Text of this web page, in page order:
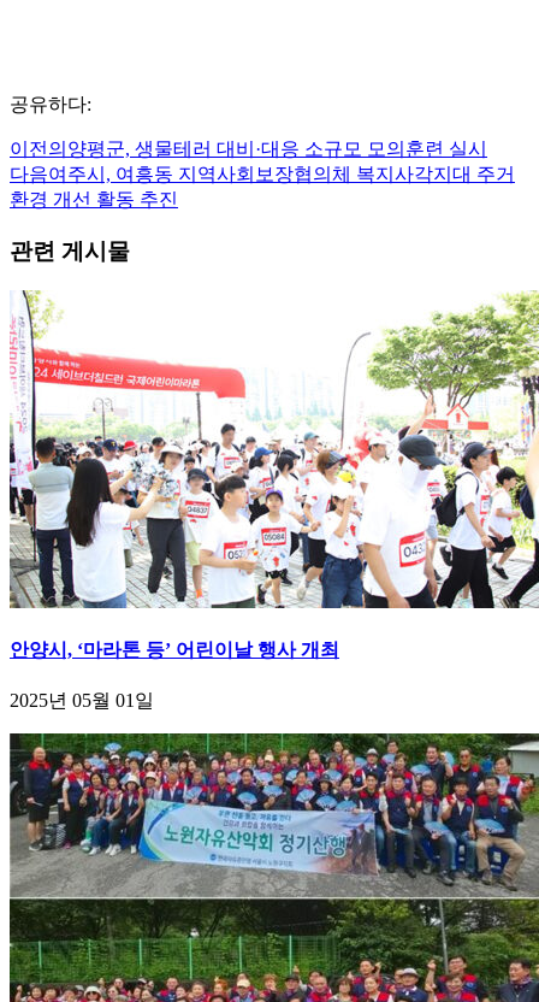
공유하다:
이전의 양평군, 생물테러 대비·대응 소규모 모의훈련 실시
다음여주시, 여흥동 지역사회보장협의체 복지사각지대 주거
환경 개선 활동 추진
관련 게시물
안양시, ‘마라톤 등’ 어린이날 행사 개최
2025년 05월 01일